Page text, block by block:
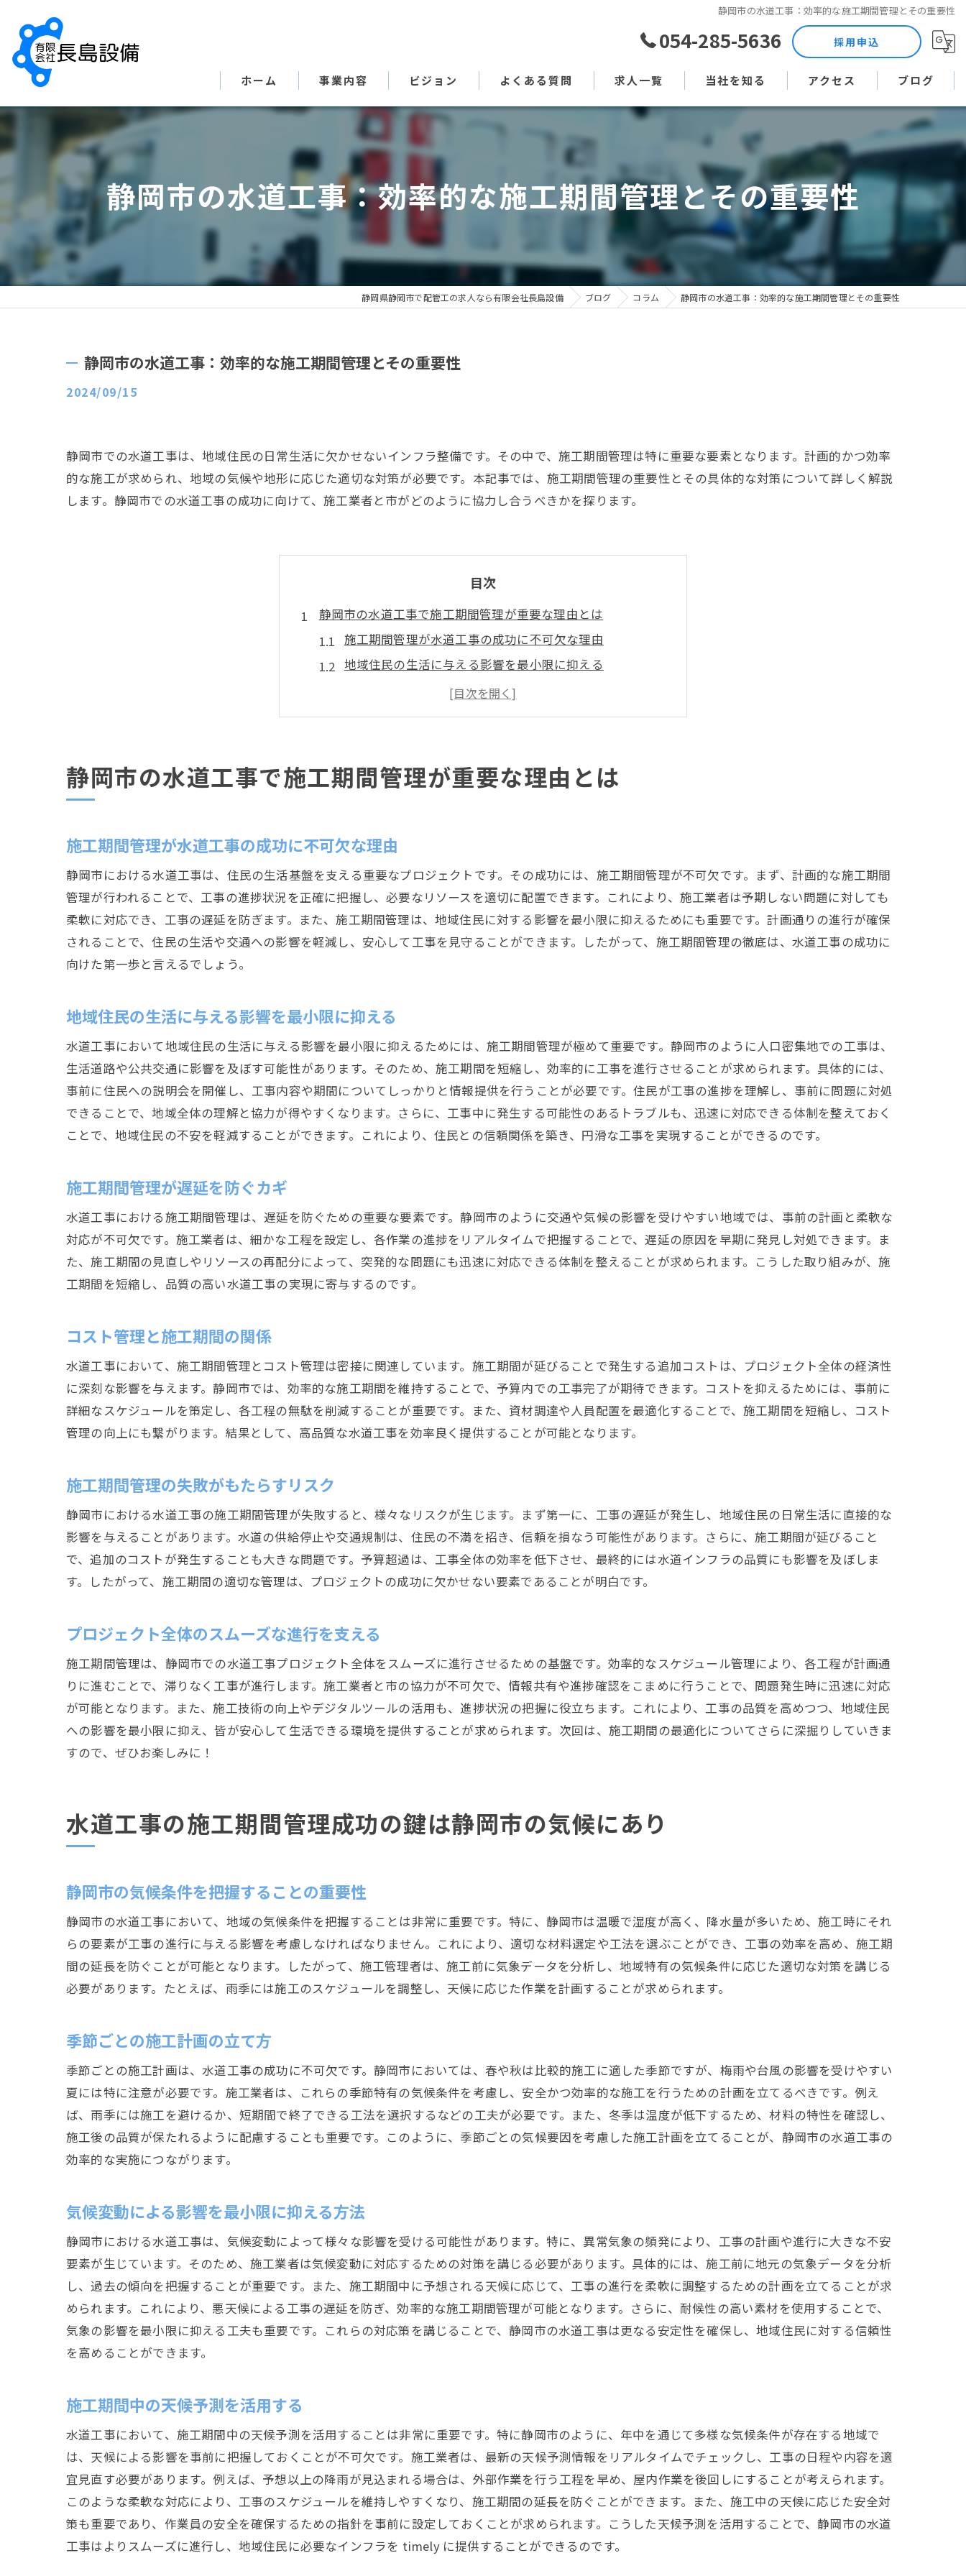
静岡市の水道工事：効率的な施工期間管理とその重要性
054-285-5636 採用申込
ホーム 事業内容 ビジョン よくある質問 求人一覧 当社を知る
土木作業員
現場監督
未経験
直行直帰
アクセス ブログ
コラム
静岡市の水道工事：効率的な施工期間管理とその重要性
静岡県静岡市で配管工の求人なら有限会社長島設備 ブログ コラム 静岡市の水道工事：効率的な施工期間管理とその重要性
静岡市の水道工事：効率的な施工期間管理とその重要性
2024/09/15
静岡市での水道工事は、地域住民の日常生活に欠かせないインフラ整備です。その中で、施工期間管理は特に重要な要素となります。計画的かつ効率
的な施工が求められ、地域の気候や地形に応じた適切な対策が必要です。本記事では、施工期間管理の重要性とその具体的な対策について詳しく解説
します。静岡市での水道工事の成功に向けて、施工業者と市がどのように協力し合うべきかを探ります。
目次
静岡市の水道工事で施工期間管理が重要な理由とは
施工期間管理が水道工事の成功に不可欠な理由
地域住民の生活に与える影響を最小限に抑える
施工期間管理が遅延を防ぐカギ
コスト管理と施工期間の関係
プロジェクト全体のスムーズな進行を支える
水道工事の施工期間管理成功の鍵は静岡市の気候にあり
季節ごとの施工計画の立て方
気候変動による影響を最小限に抑える方法
施工期間中の天候予測を活用する
気温と湿度が施工に与える影響
雨天時の施工対策とその実践例
地形に応じた施工方法の選定
地下水位と施工期間の関係
地質調査の重要性とその手法
急斜面での施工対策と安全管理
地形に合わせた水道管の敷設技術
効率的な水道工事施工期間管理を実現するためのポイント
施工期間短縮のための技術的工夫
現場のコミュニケーションを円滑にする方法
施工管理のデジタル化とそのメリット
定期的な進捗確認とフィードバックの重要性
プロジェクト全体の効率化を図る方法
地域住民との調整とその効果
行政との連携による施工期間短縮のメリット
施工期間管理で得られるコスト削減効果
水道工事の施工期間を短縮するための具体的な方法
最新技術を活用した効率化
作業プロセスの見直しと改善
チームの効果的な配置と管理
トラブル発生時の迅速な対応策
静岡市の水道工事施工期間管理における地域との協力の重要性
地域住民とのコミュニケーション戦略
住民説明会の実施とその効果
住民の協力を得るための啓発活動
施工期間管理のためのチームビルディング
リソースの最適配分と管理
施工期間管理のための継続的な学習
施工管理ソフトウェアの導入
実績を基にした施工計画の改善
静岡市の水道工事で施工期間管理が重要な理由とは
施工期間管理が水道工事の成功に不可欠な理由
静岡市における水道工事は、住民の生活基盤を支える重要なプロジェクトです。その成功には、施工期間管理が不可欠です。まず、計画的な施工期間
管理が行われることで、工事の進捗状況を正確に把握し、必要なリソースを適切に配置できます。これにより、施工業者は予期しない問題に対しても
柔軟に対応でき、工事の遅延を防ぎます。また、施工期間管理は、地域住民に対する影響を最小限に抑えるためにも重要です。計画通りの進行が確保
されることで、住民の生活や交通への影響を軽減し、安心して工事を見守ることができます。したがって、施工期間管理の徹底は、水道工事の成功に
向けた第一歩と言えるでしょう。
地域住民の生活に与える影響を最小限に抑える
水道工事において地域住民の生活に与える影響を最小限に抑えるためには、施工期間管理が極めて重要です。静岡市のように人口密集地での工事は、
生活道路や公共交通に影響を及ぼす可能性があります。そのため、施工期間を短縮し、効率的に工事を進行させることが求められます。具体的には、
事前に住民への説明会を開催し、工事内容や期間についてしっかりと情報提供を行うことが必要です。住民が工事の進捗を理解し、事前に問題に対処
できることで、地域全体の理解と協力が得やすくなります。さらに、工事中に発生する可能性のあるトラブルも、迅速に対応できる体制を整えておく
ことで、地域住民の不安を軽減することができます。これにより、住民との信頼関係を築き、円滑な工事を実現することができるのです。
施工期間管理が遅延を防ぐカギ
水道工事における施工期間管理は、遅延を防ぐための重要な要素です。静岡市のように交通や気候の影響を受けやすい地域では、事前の計画と柔軟な
対応が不可欠です。施工業者は、細かな工程を設定し、各作業の進捗をリアルタイムで把握することで、遅延の原因を早期に発見し対処できます。ま
た、施工期間の見直しやリソースの再配分によって、突発的な問題にも迅速に対応できる体制を整えることが求められます。こうした取り組みが、施
工期間を短縮し、品質の高い水道工事の実現に寄与するのです。
コスト管理と施工期間の関係
水道工事において、施工期間管理とコスト管理は密接に関連しています。施工期間が延びることで発生する追加コストは、プロジェクト全体の経済性
に深刻な影響を与えます。静岡市では、効率的な施工期間を維持することで、予算内での工事完了が期待できます。コストを抑えるためには、事前に
詳細なスケジュールを策定し、各工程の無駄を削減することが重要です。また、資材調達や人員配置を最適化することで、施工期間を短縮し、コスト
管理の向上にも繋がります。結果として、高品質な水道工事を効率良く提供することが可能となります。
施工期間管理の失敗がもたらすリスク
静岡市における水道工事の施工期間管理が失敗すると、様々なリスクが生じます。まず第一に、工事の遅延が発生し、地域住民の日常生活に直接的な
影響を与えることがあります。水道の供給停止や交通規制は、住民の不満を招き、信頼を損なう可能性があります。さらに、施工期間が延びること
で、追加のコストが発生することも大きな問題です。予算超過は、工事全体の効率を低下させ、最終的には水道インフラの品質にも影響を及ぼしま
す。したがって、施工期間の適切な管理は、プロジェクトの成功に欠かせない要素であることが明白です。
プロジェクト全体のスムーズな進行を支える
施工期間管理は、静岡市での水道工事プロジェクト全体をスムーズに進行させるための基盤です。効率的なスケジュール管理により、各工程が計画通
りに進むことで、滞りなく工事が進行します。施工業者と市の協力が不可欠で、情報共有や進捗確認をこまめに行うことで、問題発生時に迅速に対応
が可能となります。また、施工技術の向上やデジタルツールの活用も、進捗状況の把握に役立ちます。これにより、工事の品質を高めつつ、地域住民
への影響を最小限に抑え、皆が安心して生活できる環境を提供することが求められます。次回は、施工期間の最適化についてさらに深掘りしていきま
すので、ぜひお楽しみに！
水道工事の施工期間管理成功の鍵は静岡市の気候にあり
静岡市の気候条件を把握することの重要性
静岡市の水道工事において、地域の気候条件を把握することは非常に重要です。特に、静岡市は温暖で湿度が高く、降水量が多いため、施工時にそれ
らの要素が工事の進行に与える影響を考慮しなければなりません。これにより、適切な材料選定や工法を選ぶことができ、工事の効率を高め、施工期
間の延長を防ぐことが可能となります。したがって、施工管理者は、施工前に気象データを分析し、地域特有の気候条件に応じた適切な対策を講じる
必要があります。たとえば、雨季には施工のスケジュールを調整し、天候に応じた作業を計画することが求められます。
季節ごとの施工計画の立て方
季節ごとの施工計画は、水道工事の成功に不可欠です。静岡市においては、春や秋は比較的施工に適した季節ですが、梅雨や台風の影響を受けやすい
夏には特に注意が必要です。施工業者は、これらの季節特有の気候条件を考慮し、安全かつ効率的な施工を行うための計画を立てるべきです。例え
ば、雨季には施工を避けるか、短期間で終了できる工法を選択するなどの工夫が必要です。また、冬季は温度が低下するため、材料の特性を確認し、
施工後の品質が保たれるように配慮することも重要です。このように、季節ごとの気候要因を考慮した施工計画を立てることが、静岡市の水道工事の
効率的な実施につながります。
気候変動による影響を最小限に抑える方法
静岡市における水道工事は、気候変動によって様々な影響を受ける可能性があります。特に、異常気象の頻発により、工事の計画や進行に大きな不安
要素が生じています。そのため、施工業者は気候変動に対応するための対策を講じる必要があります。具体的には、施工前に地元の気象データを分析
し、過去の傾向を把握することが重要です。また、施工期間中に予想される天候に応じて、工事の進行を柔軟に調整するための計画を立てることが求
められます。これにより、悪天候による工事の遅延を防ぎ、効率的な施工期間管理が可能となります。さらに、耐候性の高い素材を使用することで、
気象の影響を最小限に抑える工夫も重要です。これらの対応策を講じることで、静岡市の水道工事は更なる安定性を確保し、地域住民に対する信頼性
を高めることができます。
施工期間中の天候予測を活用する
水道工事において、施工期間中の天候予測を活用することは非常に重要です。特に静岡市のように、年中を通じて多様な気候条件が存在する地域で
は、天候による影響を事前に把握しておくことが不可欠です。施工業者は、最新の天候予測情報をリアルタイムでチェックし、工事の日程や内容を適
宜見直す必要があります。例えば、予想以上の降雨が見込まれる場合は、外部作業を行う工程を早め、屋内作業を後回しにすることが考えられます。
このような柔軟な対応により、工事のスケジュールを維持しやすくなり、施工期間の延長を防ぐことができます。また、施工中の天候に応じた安全対
策も重要であり、作業員の安全を確保するための指針を事前に設定しておくことが求められます。こうした天候予測を活用することで、静岡市の水道
工事はよりスムーズに進行し、地域住民に必要なインフラを timely に提供することができるのです。